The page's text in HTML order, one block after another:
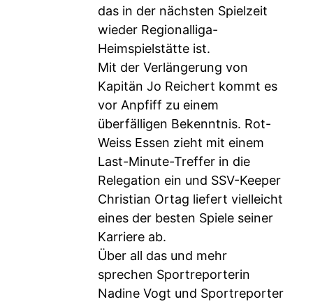
das in der nächsten Spielzeit
wieder Regionalliga-
Heimspielstätte ist.
Mit der Verlängerung von
Kapitän Jo Reichert kommt es
vor Anpfiff zu einem
überfälligen Bekenntnis. Rot-
Weiss Essen zieht mit einem
Last-Minute-Treffer in die
Relegation ein und SSV-Keeper
Christian Ortag liefert vielleicht
eines der besten Spiele seiner
Karriere ab.
Über all das und mehr
sprechen Sportreporterin
Nadine Vogt und Sportreporter